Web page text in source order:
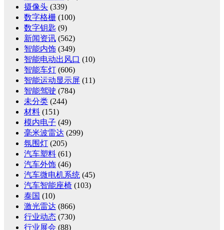
摄像头 (339)
数字格栅 (100)
数字钥匙 (9)
新闻资讯 (562)
智能内饰 (349)
智能电动出风口 (10)
智能车灯 (606)
智能运动显示屏 (11)
智能驾驶 (784)
未分类 (244)
材料 (151)
模内电子 (49)
毫米波雷达 (299)
氛围灯 (205)
汽车塑料 (61)
汽车外饰 (46)
汽车微电机系统 (45)
汽车智能座椅 (103)
泰国 (10)
激光雷达 (866)
行业动态 (730)
行业展会 (88)